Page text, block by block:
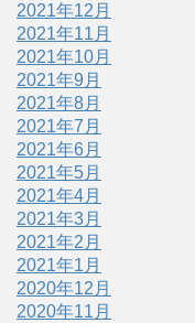
2021年12月
2021年11月
2021年10月
2021年9月
2021年8月
2021年7月
2021年6月
2021年5月
2021年4月
2021年3月
2021年2月
2021年1月
2020年12月
2020年11月